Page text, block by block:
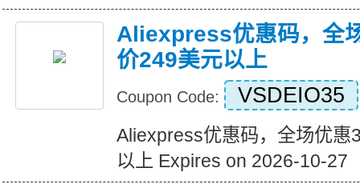
Aliexpress优惠码，全
价249美元以上
Coupon Code: VSDEIO35
Aliexpress优惠码，全场优惠
以上 Expires on 2026-10-27